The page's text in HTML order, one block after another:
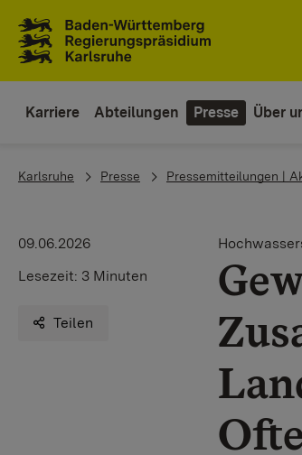
Karriere Abteilungen Presse Über
You are here:
Karlsruhe Presse Pressemitteilungen |
09.06.2026
Lesezeit: 3 Minuten
Teilen